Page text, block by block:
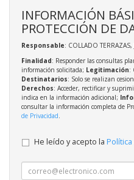
INFORMACIÓN
PROTECCIÓN DE
Responsable: COLLADO TERRAZAS,
Finalidad: Responder las consultas
información solicitada; Legitimación:
Destinatarios: Solo se realizan
Derechos: Acceder, rectificar y
indica en la información adicional;
consultar la información completa de
de Privacidad.
He leído y acepto la